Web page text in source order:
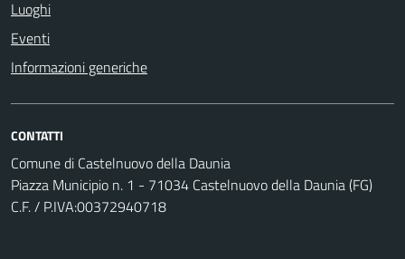
Luoghi
Eventi
Informazioni generiche
CONTATTI
Comune di Castelnuovo della Daunia
Piazza Municipio n. 1 - 71034 Castelnuovo della Daunia (FG)
C.F. / P.IVA:00372940718